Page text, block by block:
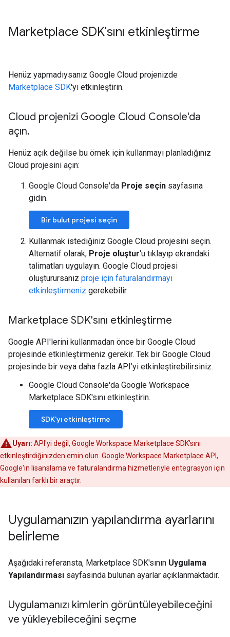
Marketplace SDK'sını etkinleştirme
Henüz yapmadıysanız Google Cloud projenizde
Marketplace SDK'yı etkinleştirin.
Cloud projenizi Google Cloud Console'da
açın.
Henüz açık değilse bu örnek için kullanmayı planladığınız
Cloud projesini açın:
Google Cloud Console'da Proje seçin sayfasına
gidin.
Bir bulut projesi seçin
Kullanmak istediğiniz Google Cloud projesini seçin.
Alternatif olarak, Proje oluştur'u tıklayıp ekrandaki
talimatları uygulayın. Google Cloud projesi
oluşturursanız proje için faturalandırmayı
etkinleştirmeniz gerekebilir.
Marketplace SDK'sını etkinleştirme
Google API'lerini kullanmadan önce bir Google Cloud
projesinde etkinleştirmeniz gerekir. Tek bir Google Cloud
projesinde bir veya daha fazla API'yi etkinleştirebilirsiniz.
Google Cloud Console'da Google Workspace
Marketplace SDK'sını etkinleştirin.
SDK'yı etkinleştirme
Uyarı: API'yi değil, Google Workspace Marketplace SDK'sını
etkinleştirdiğinizden emin olun. Google Workspace Marketplace API,
Google'ın lisanslama ve faturalandırma hizmetleriyle entegrasyon için
kullanılan farklı bir araçtır.
Uygulamanızın yapılandırma ayarlarını
belirleme
Aşağıdaki referansta, Marketplace SDK'sının Uygulama
Yapılandırması sayfasında bulunan ayarlar açıklanmaktadır.
Uygulamanızı kimlerin görüntüleyebileceğini
ve yükleyebileceğini seçme